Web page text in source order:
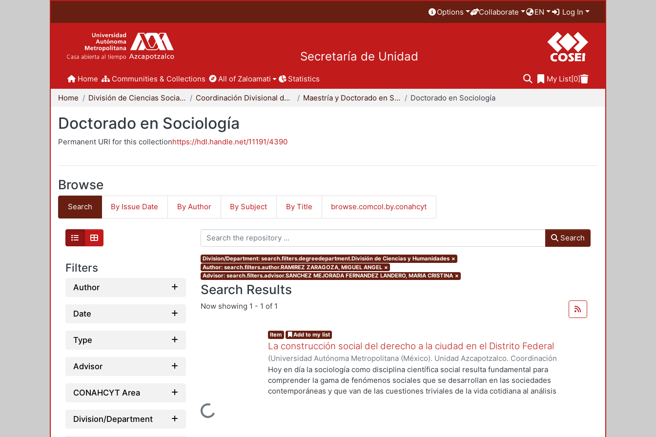
Options Collaborate EN Log In
Secretaría de Unidad
Home Communities & Collections All of Zaloamati Statistics My List[0]
Home División de Ciencias Sociales y Humanidades Coordinación Divisional de Posgrado Maestría y Doctorado en Sociología Doctorado en Sociología
Doctorado en Sociología
Permanent URI for this collectionhttps://hdl.handle.net/11191/4390
Browse
Search By Issue Date By Author By Subject By Title browse.comcol.by.conahcyt
Filters
Author
Date
Type
Advisor
CONAHCYT Area
Division/Department
Search
Division/Department: search.filters.degreedepartment.División de Ciencias y Humanidades ×
Author: search.filters.author.RAMIREZ ZARAGOZA, MIGUEL ANGEL ×
Advisor: search.filters.advisor.SANCHEZ MEJORADA FERNANDEZ LANDERO, MARIA CRISTINA ×
Search Results
Now showing 1 - 1 of 1
Loading...
Item Add to my list
La construcción social del derecho a la ciudad en el Distrito Federal
(Universidad Autónoma Metropolitana (México). Unidad Azcapotzalco. Coordinación
de Servicios de Información., 2013-12)RAMIREZ ZARAGOZA, MIGUEL ANGEL
Hoy en día la sociología como disciplina científica social resulta fundamental para
comprender la gama de fenómenos sociales que se desarrollan en las sociedades
contemporáneas y que van de las cuestiones triviales de la vida cotidiana al análisis